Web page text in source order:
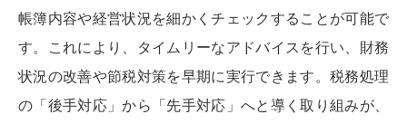
帳簿内容や経営状況を細かくチェックすることが可能で
す。これにより、タイムリーなアドバイスを行い、財務
状況の改善や節税対策を早期に実行できます。税務処理
の「後手対応」から「先手対応」へと導く取り組みが、